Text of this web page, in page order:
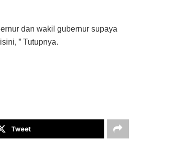
dan wakil gubernur supaya
” Tutupnya.
Tweet